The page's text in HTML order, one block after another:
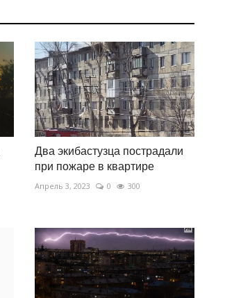
Два экибастузца пострадали
при пожаре в квартире
Апрель 3, 2023 0 300